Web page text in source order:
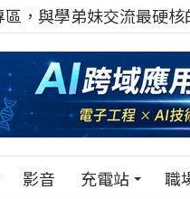
，與學弟妹交流最硬
影音 充電站 職